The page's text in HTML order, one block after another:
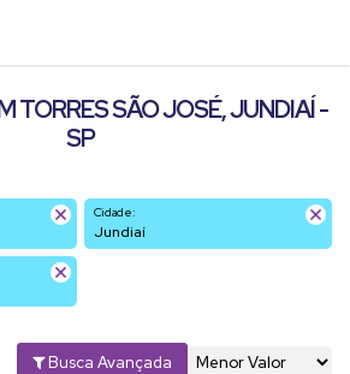
TORRES SÃO JOSÉ, JUNDIAÍ -
SP
Cidade:
Jundiaí
Busca Avançada